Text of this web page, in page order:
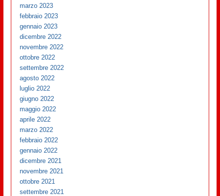
marzo 2023
febbraio 2023
gennaio 2023
dicembre 2022
novembre 2022
ottobre 2022
settembre 2022
agosto 2022
luglio 2022
giugno 2022
maggio 2022
aprile 2022
marzo 2022
febbraio 2022
gennaio 2022
dicembre 2021
novembre 2021
ottobre 2021
settembre 2021